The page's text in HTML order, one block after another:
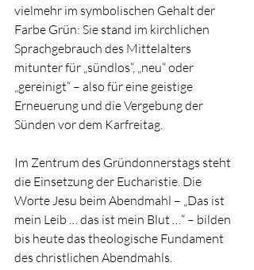
vielmehr im symbolischen Gehalt der
Farbe Grün: Sie stand im kirchlichen
Sprachgebrauch des Mittelalters
mitunter für „sündlos“, „neu“ oder
„gereinigt“ – also für eine geistige
Erneuerung und die Vergebung der
Sünden vor dem Karfreitag.
Im Zentrum des Gründonnerstags steht
die Einsetzung der Eucharistie. Die
Worte Jesu beim Abendmahl – „Das ist
mein Leib … das ist mein Blut …“ – bilden
bis heute das theologische Fundament
des christlichen Abendmahls.